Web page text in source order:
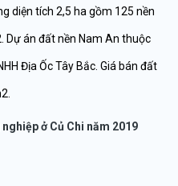
diện tích 2,5 ha gồm 125 nền
Dự án đất nền Nam An thuộc
Địa Ốc Tây Bắc. Giá bán đất
ở Củ Chi năm 2019